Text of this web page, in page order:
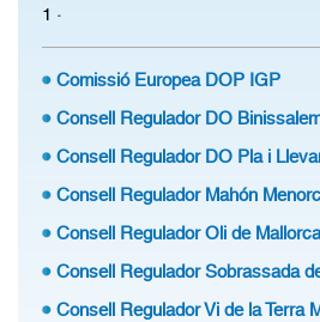
1 ·
Comissió Europea DOP IGP
Consell Regulador DO
Consell Regulador DO Pla i
Consell Regulador Mahón
Consell Regulador Oli de
Consell Regulador Sobrassada
Consell Regulador Vi de la Terra